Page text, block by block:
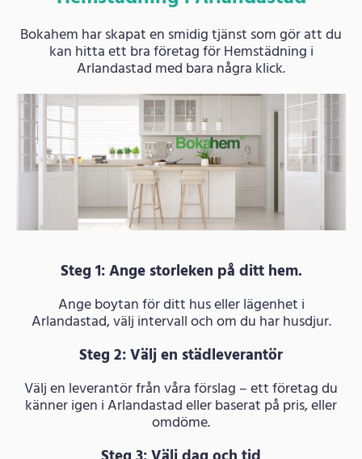
Bokahem har skapat en smidig tjänst som gör att du
kan hitta ett bra företag för Hemstädning i
Arlandastad med bara några klick.
Steg 1: Ange storleken på ditt hem.
Ange boytan för ditt hus eller lägenhet i
Arlandastad, välj intervall och om du har husdjur.
Steg 2: Välj en städleverantör
Välj en leverantör från våra förslag – ett företag du
känner igen i Arlandastad eller baserat på pris, eller
omdöme.